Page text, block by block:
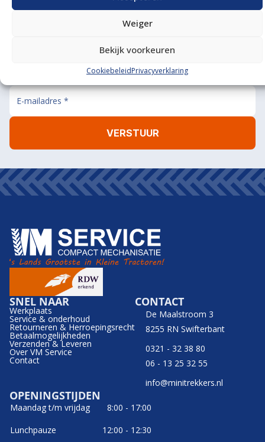
Weiger
Bekijk voorkeuren
CookiebeleidPrivacyverklaring
Aanmelden nieuwsbrief
SNEL NAAR
Werkplaats
Service & onderhoud
Retourneren & Herroepingsrecht
Betaalmogelijkheden
Verzenden & Leveren
Over VM Service
Contact
CONTACT
De Maalstroom 3
8255 RN Swifterbant
0321 - 32 38 80
06 - 13 25 32 55
info@minitrekkers.nl
OPENINGSTIJDEN
Maandag t/m vrijdag
8:00 - 17:00
Lunchpauze
12:00 - 12:30